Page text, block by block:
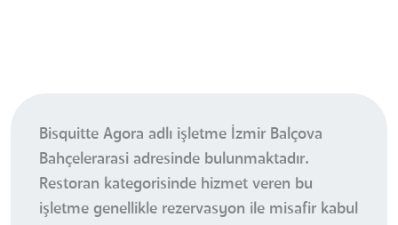
Bisquitte Agora adlı işletme İzmir Balçova
Bahçelerarasi adresinde bulunmaktadır.
Restoran kategorisinde hizmet veren bu
işletme genellikle rezervasyon ile misafir kabul